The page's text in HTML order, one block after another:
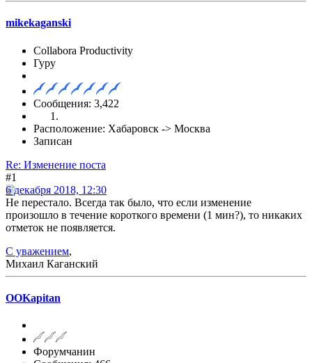
mikekaganski
Collabora Productivity
Гуру
Сообщения: 3,422
Расположение: Хабаровск -> Москва
Записан
Re: Изменение поста
#1
6 декабря 2018, 12:30
Не перестало. Всегда так было, что если изменение
произошло в течение короткого времени (1 мин?), то никаких
отметок не появляется.
С уважением,
Михаил Каганский
OOKapitan
Форумчанин